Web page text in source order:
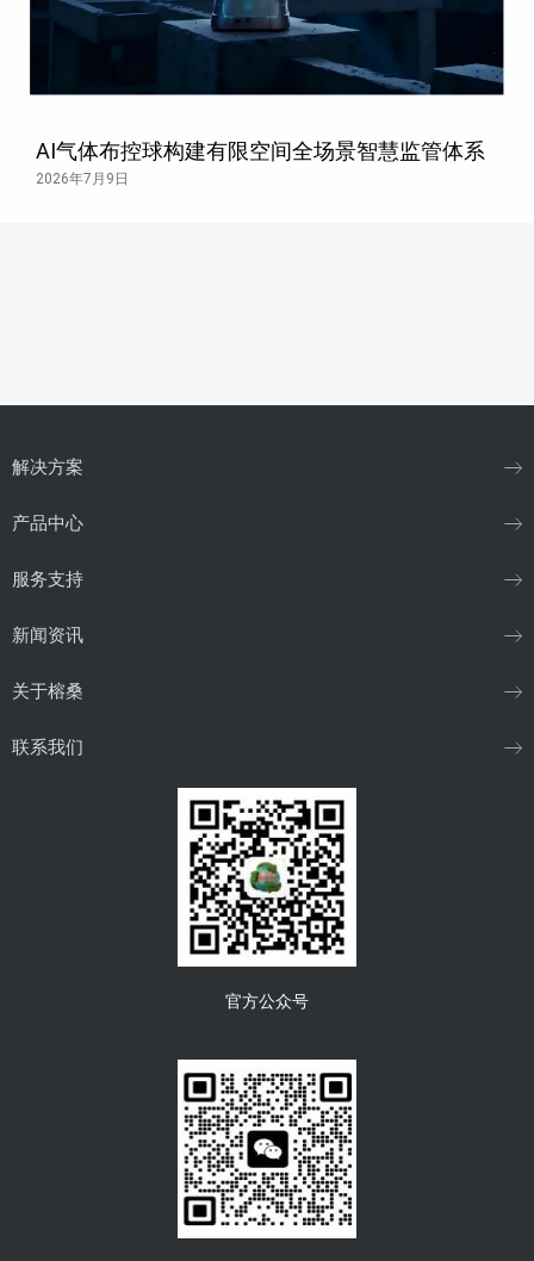
AI气体布控球构建有限空间全场景智慧监管体系
2026年7月9日
解决方案
产品中心
服务支持
新闻资讯
关于榕桑
联系我们
官方公众号